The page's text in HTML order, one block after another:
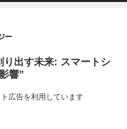
ー
り出す未来: スマートシ
響”
広告を利用しています